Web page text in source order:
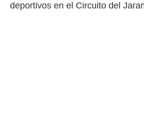
deportivos en el Circuito del